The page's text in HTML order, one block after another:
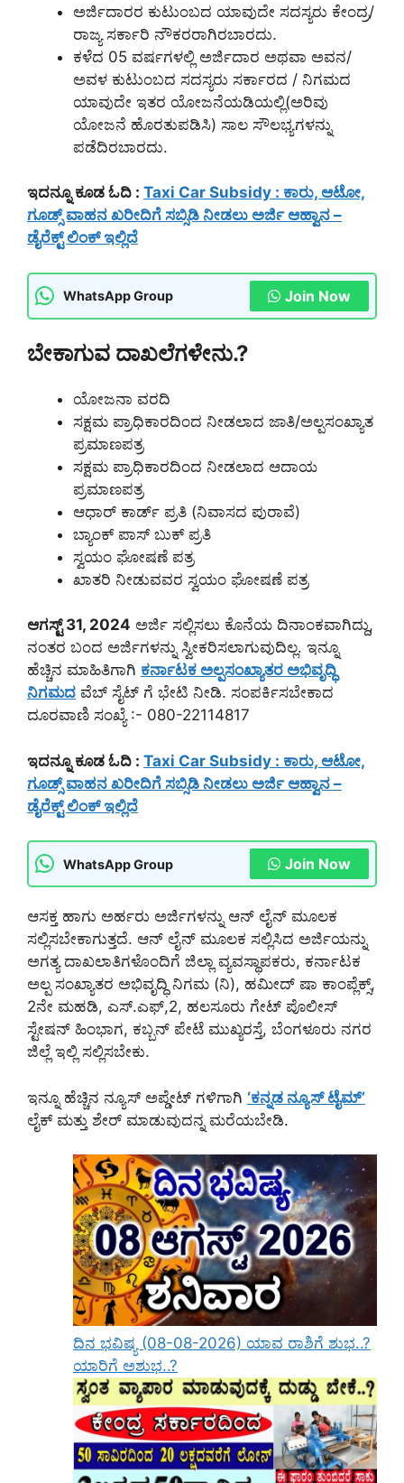
ಅರ್ಜಿದಾರರ ಕುಟುಂಬದ ಯಾವುದೇ ಸದಸ್ಯರು ಕೇಂದ್ರ/
ರಾಜ್ಯ ಸರ್ಕಾರಿ ನೌಕರರಾಗಿರಬಾರದು.
ಕಳೆದ 05 ವರ್ಷಗಳಲ್ಲಿ ಅರ್ಜಿದಾರ ಅಥವಾ ಅವನ/
ಅವಳ ಕುಟುಂಬದ ಸದಸ್ಯರು ಸರ್ಕಾರದ / ನಿಗಮದ
ಯಾವುದೇ ಇತರ ಯೋಜನೆಯಡಿಯಲ್ಲಿ(ಅರಿವು
ಯೋಜನೆ ಹೊರತುಪಡಿಸಿ) ಸಾಲ ಸೌಲಭ್ಯಗಳನ್ನು
ಪಡೆದಿರಬಾರದು.
ಇದನ್ನೂ ಕೂಡ ಓದಿ : Taxi Car Subsidy : ಕಾರು, ಆಟೋ,
ಗೂಡ್ಸ್ ವಾಹನ ಖರೀದಿಗೆ ಸಬ್ಸಿಡಿ ನೀಡಲು ಅರ್ಜಿ ಆಹ್ವಾನ –
ಡೈರೆಕ್ಟ್ ಲಿಂಕ್ ಇಲ್ಲಿದೆ
WhatsApp Group Join Now
ಬೇಕಾಗುವ ದಾಖಲೆಗಳೇನು.?
ಯೋಜನಾ ವರದಿ
ಸಕ್ಷಮ ಪ್ರಾಧಿಕಾರದಿಂದ ನೀಡಲಾದ ಜಾತಿ/ಅಲ್ಪಸಂಖ್ಯಾತ
ಪ್ರಮಾಣಪತ್ರ
ಸಕ್ಷಮ ಪ್ರಾಧಿಕಾರದಿಂದ ನೀಡಲಾದ ಆದಾಯ
ಪ್ರಮಾಣಪತ್ರ
ಆಧಾರ್ ಕಾರ್ಡ್ ಪ್ರತಿ (ನಿವಾಸದ ಪುರಾವೆ)
ಬ್ಯಾಂಕ್ ಪಾಸ್ ಬುಕ್ ಪ್ರತಿ
ಸ್ವಯಂ ಘೋಷಣೆ ಪತ್ರ
ಖಾತರಿ ನೀಡುವವರ ಸ್ವಯಂ ಘೋಷಣೆ ಪತ್ರ
ಆಗಸ್ಟ್ 31, 2024 ಅರ್ಜಿ ಸಲ್ಲಿಸಲು ಕೊನೆಯ ದಿನಾಂಕವಾಗಿದ್ದು,
ನಂತರ ಬಂದ ಅರ್ಜಿಗಳನ್ನು ಸ್ವೀಕರಿಸಲಾಗುವುದಿಲ್ಲ. ಇನ್ನೂ
ಹೆಚ್ಚಿನ ಮಾಹಿತಿಗಾಗಿ ಕರ್ನಾಟಕ ಅಲ್ಪಸಂಖ್ಯಾತರ ಅಭಿವೃದ್ಧಿ
ನಿಗಮದ ವೆಬ್ ಸೈಟ್ ಗೆ ಭೇಟಿ ನೀಡಿ. ಸಂಪರ್ಕಿಸಬೇಕಾದ
ದೂರವಾಣಿ ಸಂಖ್ಯೆ :- 080-22114817
ಇದನ್ನೂ ಕೂಡ ಓದಿ : Taxi Car Subsidy : ಕಾರು, ಆಟೋ,
ಗೂಡ್ಸ್ ವಾಹನ ಖರೀದಿಗೆ ಸಬ್ಸಿಡಿ ನೀಡಲು ಅರ್ಜಿ ಆಹ್ವಾನ –
ಡೈರೆಕ್ಟ್ ಲಿಂಕ್ ಇಲ್ಲಿದೆ
WhatsApp Group Join Now
ಆಸಕ್ತ ಹಾಗು ಅರ್ಹರು ಅರ್ಜಿಗಳನ್ನು ಆನ್ ಲೈನ್ ಮೂಲಕ
ಸಲ್ಲಿಸಬೇಕಾಗುತ್ತದೆ. ಆನ್ ಲೈನ್ ಮೂಲಕ ಸಲ್ಲಿಸಿದ ಅರ್ಜಿಯನ್ನು
ಅಗತ್ಯ ದಾಖಲಾತಿಗಳೊಂದಿಗೆ ಜಿಲ್ಲಾ ವ್ಯವಸ್ಥಾಪಕರು, ಕರ್ನಾಟಕ
ಅಲ್ಪ ಸಂಖ್ಯಾತರ ಅಭಿವೃದ್ಧಿ ನಿಗಮ (ನಿ), ಹಮೀದ್ ಷಾ ಕಾಂಪ್ಲೆಕ್ಸ್,
2ನೇ ಮಹಡಿ, ಎಸ್.ಎಫ್,2, ಹಲಸೂರು ಗೇಟ್ ಪೊಲೀಸ್
ಸ್ಟೇಷನ್ ಹಿಂಭಾಗ, ಕಬ್ಬನ್ ಪೇಟೆ ಮುಖ್ಯರಸ್ತೆ, ಬೆಂಗಳೂರು ನಗರ
ಜಿಲ್ಲೆ ಇಲ್ಲಿ ಸಲ್ಲಿಸಬೇಕು.
ಇನ್ನೂ ಹೆಚ್ಚಿನ ನ್ಯೂಸ್ ಅಪ್ಡೇಟ್ ಗಳಿಗಾಗಿ ‘ಕನ್ನಡ ನ್ಯೂಸ್ ಟೈಮ್’
ಲೈಕ್ ಮತ್ತು ಶೇರ್ ಮಾಡುವುದನ್ನ ಮರೆಯಬೇಡಿ.
ದಿನ ಭವಿಷ್ಯ (08-08-2026) ಯಾವ ರಾಶಿಗೆ ಶುಭ..?
ಯಾರಿಗೆ ಅಶುಭ..?